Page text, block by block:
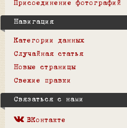
Присоединение фотографий
Навигация
Категории данных
Случайная статья
Новые страницы
Свежие правки
Связаться с нами
ВКонтакте